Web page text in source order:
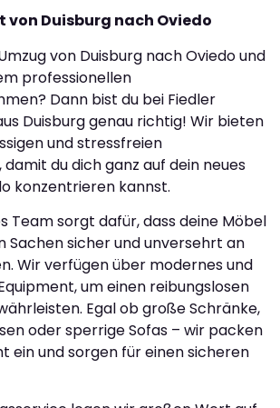
Duisburg nach Oviedo
von Duisburg nach Oviedo und
professionellen
Dann bist du bei Fiedler
Duisburg genau richtig! Wir bieten
und stressfreien
, damit du dich ganz auf dein neues
konzentrieren kannst.
Team sorgt dafür, dass deine Möbel
Sachen sicher und unversehrt an
Wir verfügen über modernes und
um einen reibungslosen
Egal ob große Schränke,
oder sperrige Sofas – wir packen
ein und sorgen für einen sicheren